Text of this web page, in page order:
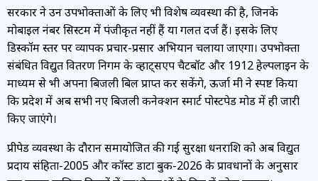
सरकार ने उन उपभोक्ताओं के लिए भी विशेष व्यवस्था की है, जिनके
मोबाइल नंबर सिस्टम में पंजीकृत नहीं हैं या गलत दर्ज हैं। इसके लिए
डिस्कॉम स्तर पर व्यापक प्रचार-प्रसार अभियान चलाया जाएगा। उपभोक्ता
संबंधित विद्युत वितरण निगम के व्हाट्सएप चैटबॉट और 1912 हेल्पलाइन के
माध्यम से भी अपना बिजली बिल प्राप्त कर सकेंगे, ऊर्जा मंत्री ने स्पष्ट किया
कि प्रदेश में अब सभी नए बिजली कनेक्शन स्मार्ट पोस्टपेड मोड में ही जारी
किए जाएंगे।
प्रीपेड व्यवस्था के दौरान समायोजित की गई सुरक्षा धनराशि को अब विद्युत
प्रदाय संहिता-2005 और कॉस्ट डाटा बुक-2026 के प्रावधानों के अनुसार